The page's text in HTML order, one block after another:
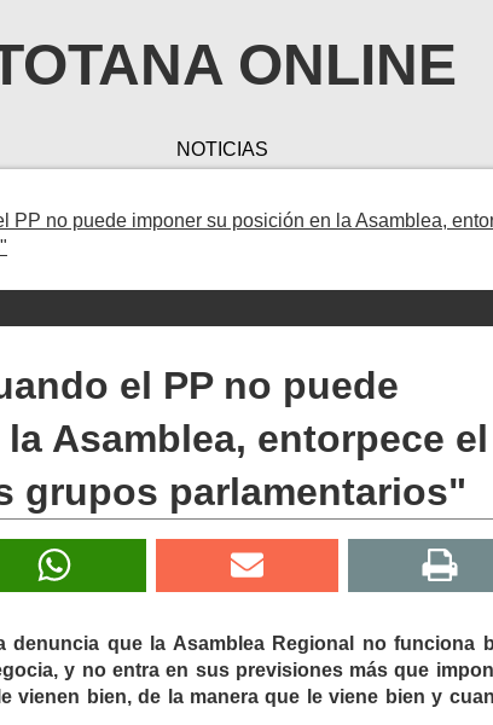
ONLINE
NOTICIAS
PP no puede imponer su posición en la Asamblea,
el PP no puede
Asamblea, entorpece el
grupos parlamentarios"
denuncia que la Asamblea Regional no funciona
y no entra en sus previsiones más que
vienen bien, de la manera que le viene bien y